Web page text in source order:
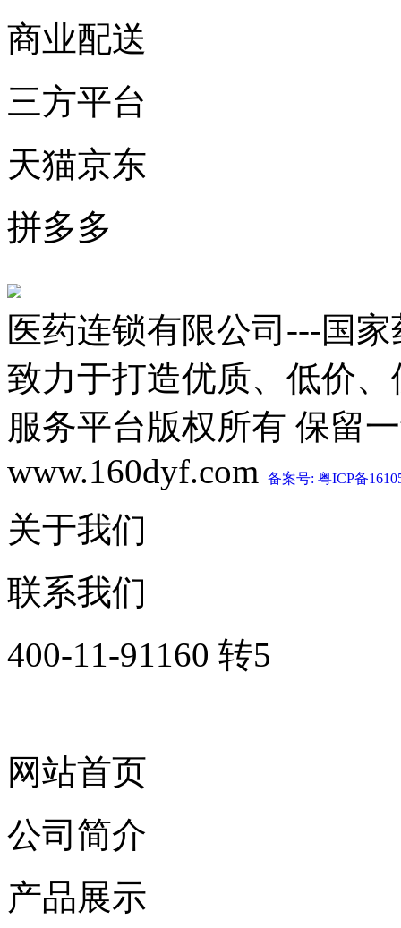
商业配送
三方平台
天猫京东
拼多多
医药连锁有限公司---国
致力于打造优质、低价
服务平台版权所有 保留
www.160dyf.com
备案号: 粤ICP备
关于我们
联系我们
400-11-91160 转5
网站首页
公司简介
产品展示